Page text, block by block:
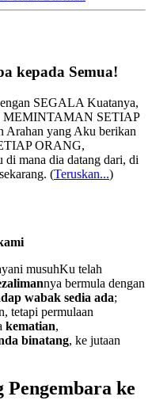
kepada Semua!
SEGALA Kuatanya,
MEMINTAMAN SETIAP
yang Aku berikan
ORANG,
mana dia datang dari, di
(Teruskan...)
musuhKu telah
nya bermula dengan
wabak sedia ada;
tetapi permulaan
kematian,
binatang, ke jutaan
Pengembara ke